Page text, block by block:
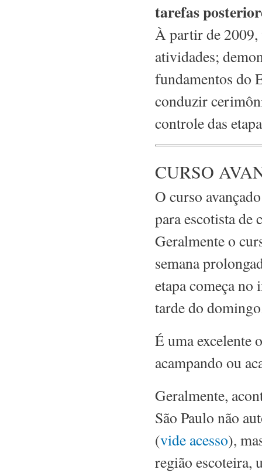
tarefas
À partir de 2009,
atividades;
fundamentos do
conduzir
controle das
CURSO
O curso
para escotista
Geralmente o
semana
etapa começa
tarde do
É uma excelente
acampando ou
Geralmente,
São Paulo não
(vide acesso),
região escoteira,